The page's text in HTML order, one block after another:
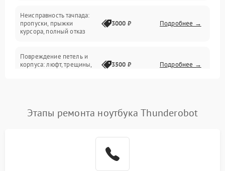
Сеть и интернет
Неисправность тачпада:
пропуски, прыжки
курсора, полный отказ
3000 ₽ Подробнее →
Повреждение петель и
корпуса: люфт, трещины,
3500 ₽ Подробнее →
невозможность зарядки,
2500 ₽ Подробнее →
2000 ₽
Этапы ремонта ноутбука Thunderobot